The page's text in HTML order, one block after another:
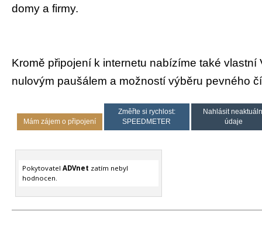
domy a firmy.
Kromě připojení k internetu nabízíme také vlastní
nulovým paušálem a možností výběru pevného
Mám zájem o připojení
Změřte si rychlost:
SPEEDMETER
Nahlásit
údaje
Pokytovatel ADVnet zatím nebyl
hodnocen.